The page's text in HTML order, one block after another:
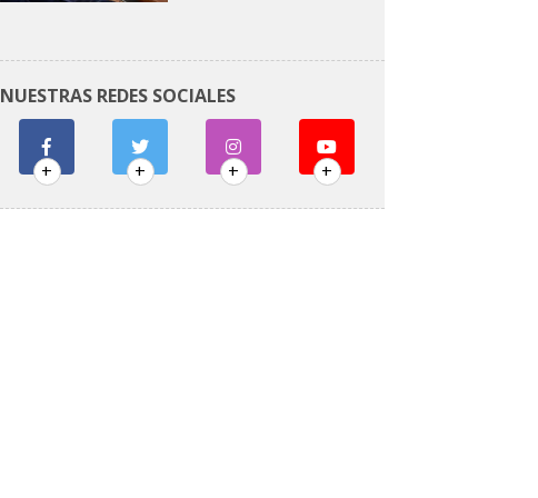
NUESTRAS REDES SOCIALES
+ + + +